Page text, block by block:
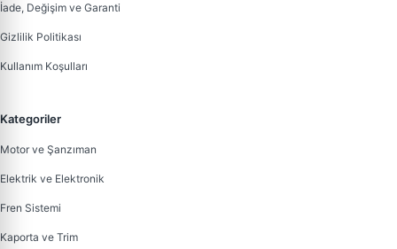
İade, Değişim ve Garanti
Gizlilik Politikası
Kullanım Koşulları
Kategoriler
Motor ve Şanzıman
Elektrik ve Elektronik
Fren Sistemi
Kaporta ve Trim